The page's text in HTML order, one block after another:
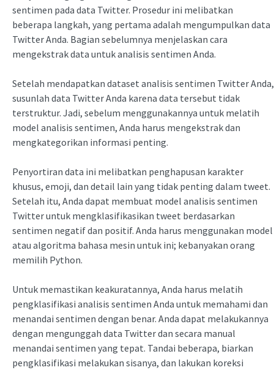
sentimen pada data Twitter. Prosedur ini melibatkan
beberapa langkah, yang pertama adalah mengumpulkan data
Twitter Anda. Bagian sebelumnya menjelaskan cara
mengekstrak data untuk analisis sentimen Anda.
Setelah mendapatkan dataset analisis sentimen Twitter Anda,
susunlah data Twitter Anda karena data tersebut tidak
terstruktur. Jadi, sebelum menggunakannya untuk melatih
model analisis sentimen, Anda harus mengekstrak dan
mengkategorikan informasi penting.
Penyortiran data ini melibatkan penghapusan karakter
khusus, emoji, dan detail lain yang tidak penting dalam tweet.
Setelah itu, Anda dapat membuat model analisis sentimen
Twitter untuk mengklasifikasikan tweet berdasarkan
sentimen negatif dan positif. Anda harus menggunakan model
atau algoritma bahasa mesin untuk ini; kebanyakan orang
memilih Python.
Untuk memastikan keakuratannya, Anda harus melatih
pengklasifikasi analisis sentimen Anda untuk memahami dan
menandai sentimen dengan benar. Anda dapat melakukannya
dengan mengunggah data Twitter dan secara manual
menandai sentimen yang tepat. Tandai beberapa, biarkan
pengklasifikasi melakukan sisanya, dan lakukan koreksi